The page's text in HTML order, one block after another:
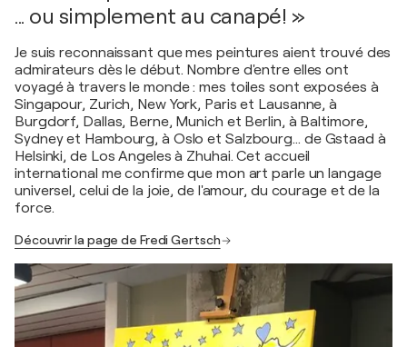
... ou simplement au canapé! »
Je suis reconnaissant que mes peintures aient trouvé des
admirateurs dès le début. Nombre d'entre elles ont
voyagé à travers le monde : mes toiles sont exposées à
Singapour, Zurich, New York, Paris et Lausanne, à
Burgdorf, Dallas, Berne, Munich et Berlin, à Baltimore,
Sydney et Hambourg, à Oslo et Salzbourg… de Gstaad à
Helsinki, de Los Angeles à Zhuhai. Cet accueil
international me confirme que mon art parle un langage
universel, celui de la joie, de l'amour, du courage et de la
force.
Découvrir la page de Fredi Gertsch